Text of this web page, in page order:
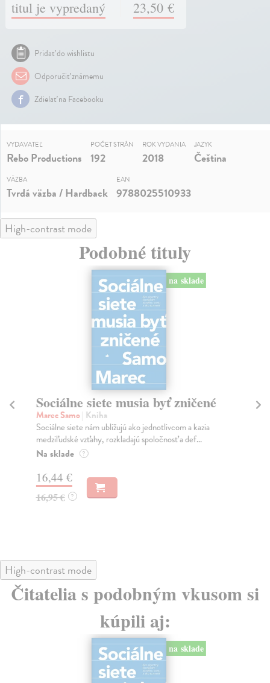
titul je vypredaný 23,50 €
Pridať do wishlistu
Odporučiť známemu
Zdielať na Facebooku
VYDAVATEĽ
Rebo Productions
POČET STRÁN
192
ROK VYDANIA
2018
JAZYK
Čeština
VÄZBA
Tvrdá väzba / Hardback
EAN
9788025510933
High-contrast mode
Podobné tituly
na sklade
Sociálne siete musia byť zničené
Marec Samo| Kniha
Sociálne siete nám ubližujú ako jednotlivcom a kazia
medziľudské vzťahy, rozkladajú spoločnosť a def...
Na sklade ?
16,44 €
16,95 € ?
High-contrast mode
Čitatelia s podobným vkusom si
kúpili aj:
na sklade